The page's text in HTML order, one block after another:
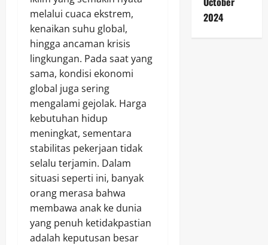
melalui cuaca ekstrem,
kenaikan suhu global,
hingga ancaman krisis
lingkungan. Pada saat yang
sama, kondisi ekonomi
global juga sering
mengalami gejolak. Harga
kebutuhan hidup
meningkat, sementara
stabilitas pekerjaan tidak
selalu terjamin. Dalam
situasi seperti ini, banyak
orang merasa bahwa
membawa anak ke dunia
yang penuh ketidakpastian
adalah keputusan besar
2024